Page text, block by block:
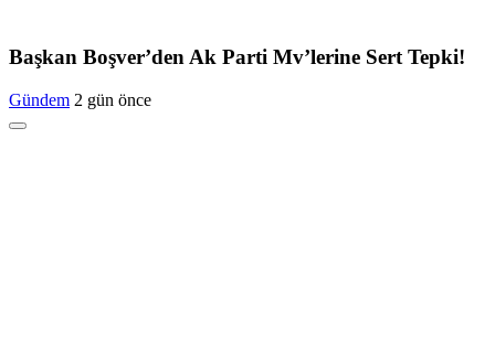
Başkan Boşver’den Ak Parti Mv’lerine Sert Tepki!
Gündem 2 gün önce